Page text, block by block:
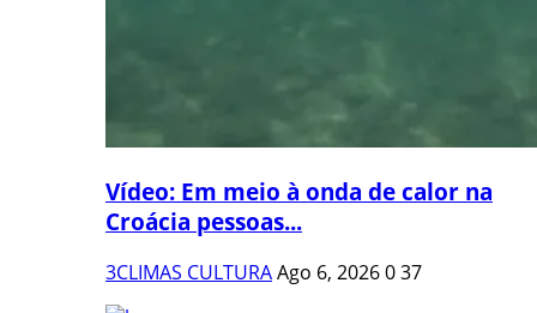
Vídeo: Em meio à onda de calor na
Croácia pessoas...
3CLIMAS CULTURAAgo 6, 2026037